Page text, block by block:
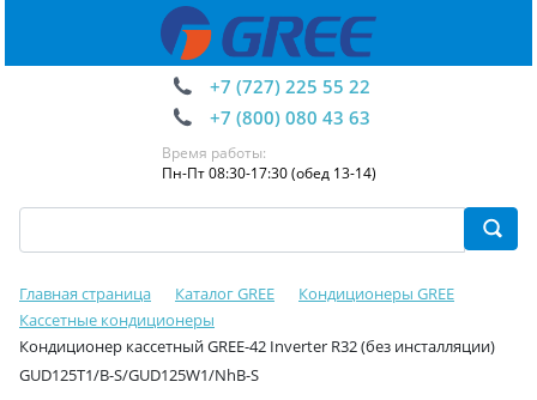
+7 (727) 225 55 22
+7 (800) 080 43 63
Время работы:
Пн-Пт 08:30-17:30 (обед 13-14)
Главная страница Каталог GREE
Кондиционеры GREE
Кассетные кондиционеры
Кондиционер кассетный GREE-42 Inverter R32 (без инсталляции)
GUD125T1/B-S/GUD125W1/NhB-S